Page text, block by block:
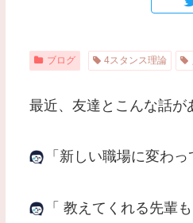
ブログ 4スタンス理論
最近、友達とこんな話が
「新しい職場に変わ
「 教えてくれる先輩